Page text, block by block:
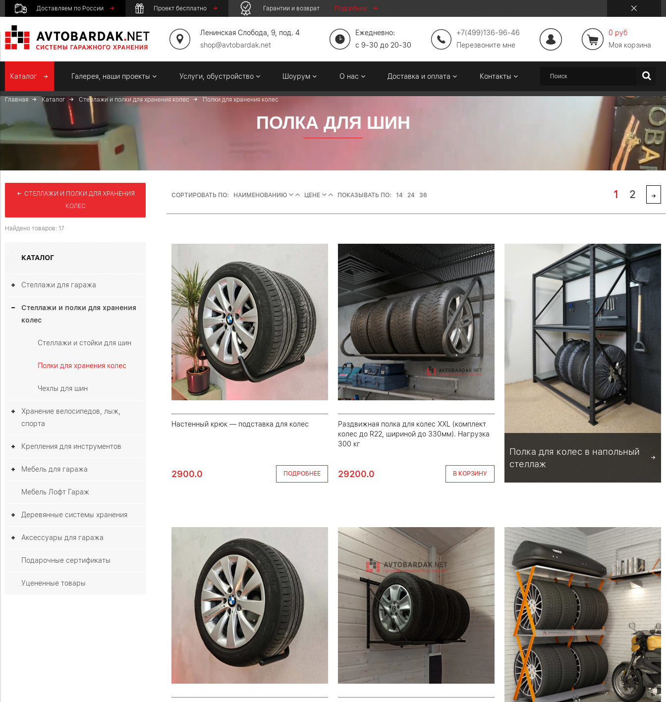
Доставляем по России Проект бесплатно Гарантии и возврат Подробнее
Ленинская Слобода, 9, под. 4
shop@avtobardak.net
Ежедневно:
c 9-30 до 20-30
+7(499)136-96-46
Перезвоните мне
0 руб
Моя корзина
Каталог Галерея, наши проекты Услуги, обустройство Шоурум О нас Доставка и оплата Контакты
Главная Каталог Стеллажи и полки для хранения колес Полки для хранения колес
ПОЛКА ДЛЯ ШИН
СТЕЛЛАЖИ И ПОЛКИ ДЛЯ ХРАНЕНИЯ
КОЛЕС
Найдено товаров: 17
КАТАЛОГ
Стеллажи для гаража
Стеллажи и полки для хранения
колес
Стеллажи и стойки для шин
Полки для хранения колес
Чехлы для шин
Хранение велосипедов, лыж,
спорта
Крепления для инструментов
Мебель для гаража
Мебель Лофт Гараж
Деревянные системы хранения
Аксессуары для гаража
Подарочные сертификаты
Уцененные товары
СОРТИРОВАТЬ ПО: НАИМЕНОВАНИЮ ЦЕНЕ ПОКАЗЫВАТЬ ПО: 14 24 36 1 2
Настенный крюк — подставка для колес
2900.0 ПОДРОБНЕЕ
Раздвижная полка для колес XXL (комплект
колес до R22, шириной до 330мм). Нагрузка
300 кг
29200.0 В КОРЗИНУ
Полка для колес в напольный
стеллаж